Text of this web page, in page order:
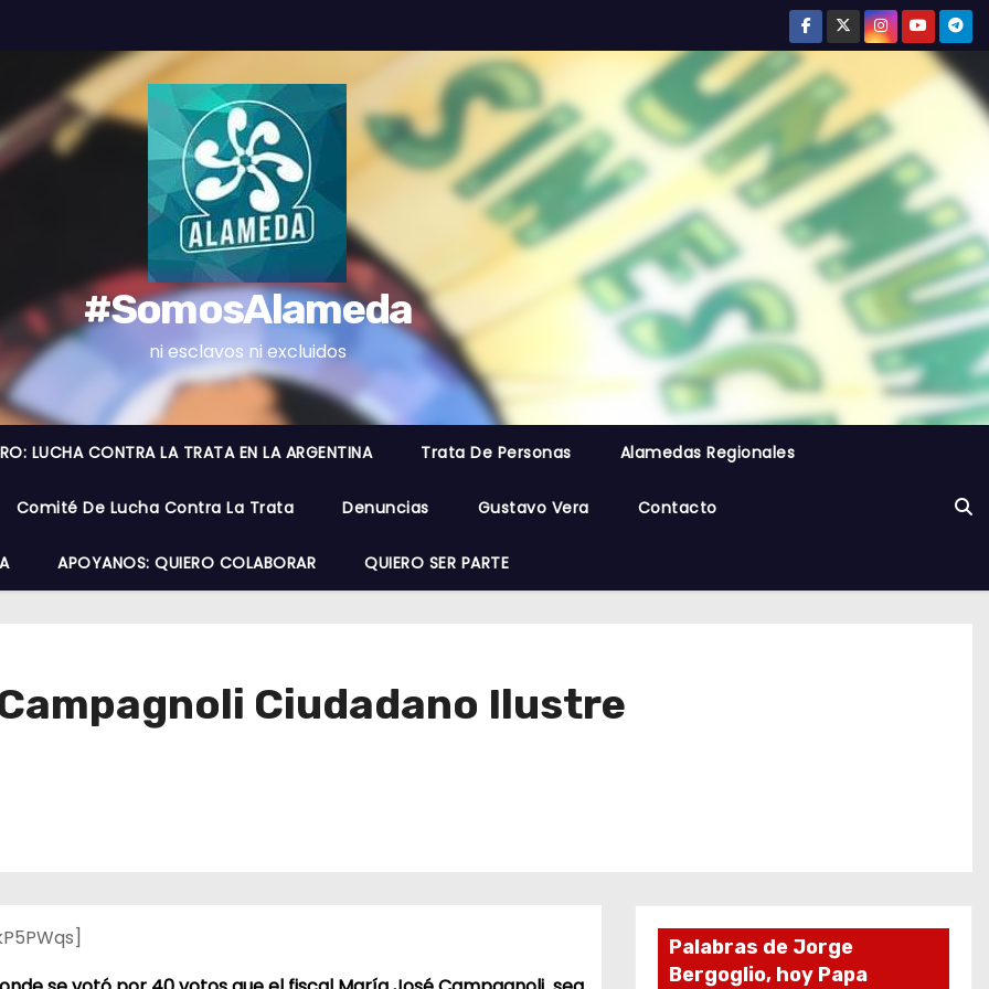
#SomosAlameda
ni esclavos ni excluidos
LUCHA CONTRA LA TRATA EN LA ARGENTINA Trata De Personas Alamedas Regionales
Comité De Lucha Contra La Trata Denuncias Gustavo Vera Contacto
APOYANOS: QUIERO COLABORAR QUIERO SER PARTE
Ciudadano Ilustre
Palabras de Jorge
Bergoglio, hoy Papa